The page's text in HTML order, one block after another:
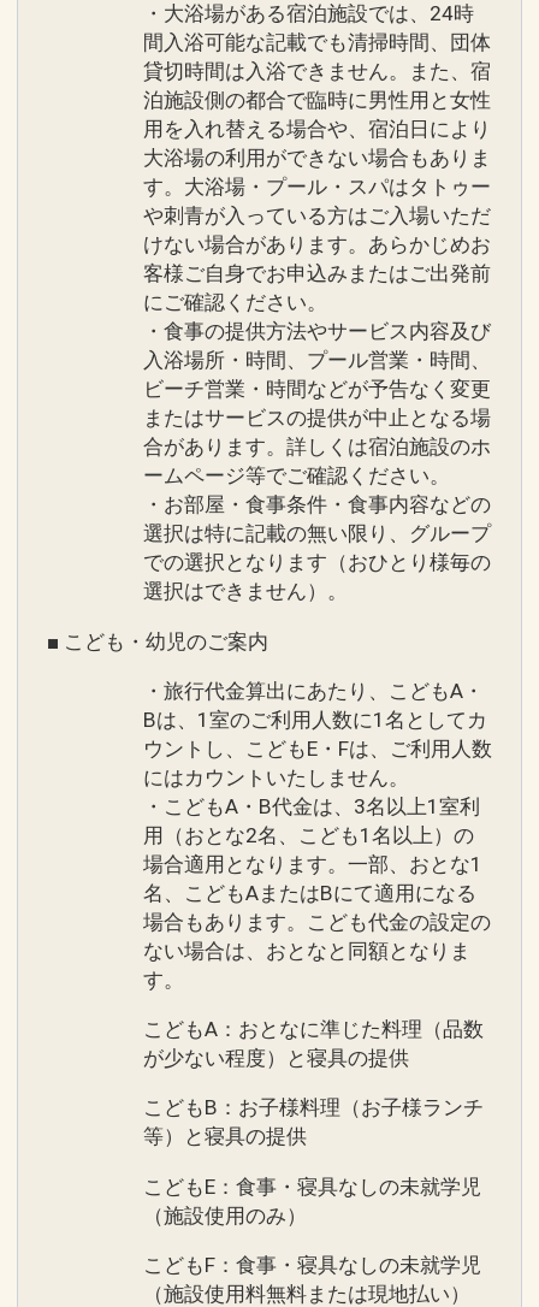
・大浴場がある宿泊施設では、24時
間入浴可能な記載でも清掃時間、団体
貸切時間は入浴できません。また、宿
泊施設側の都合で臨時に男性用と女性
用を入れ替える場合や、宿泊日により
大浴場の利用ができない場合もありま
す。大浴場・プール・スパはタトゥー
や刺青が入っている方はご入場いただ
けない場合があります。あらかじめお
客様ご自身でお申込みまたはご出発前
にご確認ください。
・食事の提供方法やサービス内容及び
入浴場所・時間、プール営業・時間、
ビーチ営業・時間などが予告なく変更
またはサービスの提供が中止となる場
合があります。詳しくは宿泊施設のホ
ームページ等でご確認ください。
・お部屋・食事条件・食事内容などの
選択は特に記載の無い限り、グループ
での選択となります（おひとり様毎の
選択はできません）。
■ こども・幼児のご案内
・旅行代金算出にあたり、こどもA・
Bは、1室のご利用人数に1名としてカ
ウントし、こどもE・Fは、ご利用人数
にはカウントいたしません。
・こどもA・B代金は、3名以上1室利
用（おとな2名、こども1名以上）の
場合適用となります。一部、おとな1
名、こどもAまたはBにて適用になる
場合もあります。こども代金の設定の
ない場合は、おとなと同額となりま
す。
こどもA：おとなに準じた料理（品数
が少ない程度）と寝具の提供
こどもB：お子様料理（お子様ランチ
等）と寝具の提供
こどもE：食事・寝具なしの未就学児
（施設使用のみ）
こどもF：食事・寝具なしの未就学児
（施設使用料無料または現地払い）